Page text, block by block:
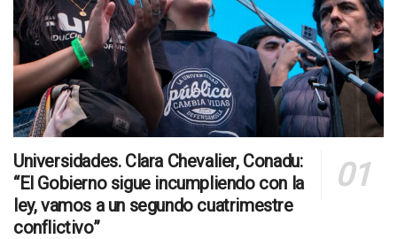
Universidades. Clara Chevalier, Conadu:
“El Gobierno sigue incumpliendo con la
ley, vamos a un segundo cuatrimestre
conflictivo”